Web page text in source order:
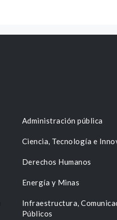
Administración pública
Ciencia, Tecnología e
Derechos Humanos
Energía y Minas
Infraestructura,
Públicos